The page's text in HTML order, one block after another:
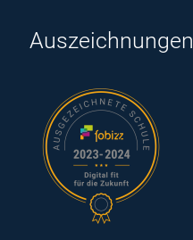
Auszeichnungen